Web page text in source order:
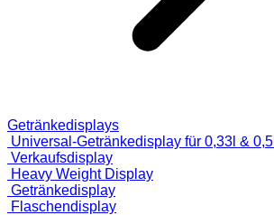
Getränkedisplays
Universal-Getränkedisplay für 0,33l & 0,5l
Verkaufsdisplay
Heavy Weight Display
Getränkedisplay
Flaschendisplay